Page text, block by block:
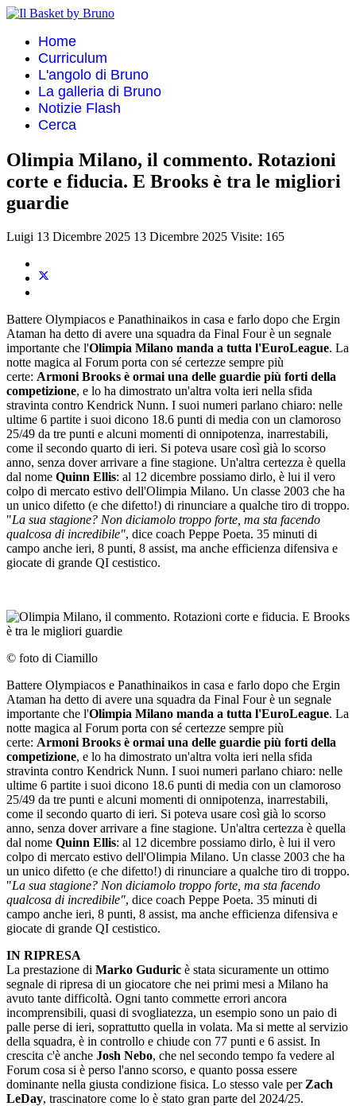
Home
Curriculum
L'angolo di Bruno
La galleria di Bruno
Notizie Flash
Cerca
Olimpia Milano, il commento. Rotazioni
corte e fiducia. E Brooks è tra le migliori
guardie
Luigi 13 Dicembre 2025 13 Dicembre 2025 Visite: 165
Battere Olympiacos e Panathinaikos in casa e farlo dopo che Ergin
Ataman ha detto di avere una squadra da Final Four è un segnale
importante che l'Olimpia Milano manda a tutta l'EuroLeague. La
notte magica al Forum porta con sé certezze sempre più
certe: Armoni Brooks è ormai una delle guardie più forti della
competizione, e lo ha dimostrato un'altra volta ieri nella sfida
stravinta contro Kendrick Nunn. I suoi numeri parlano chiaro: nelle
ultime 6 partite i suoi dicono 18.6 punti di media con un clamoroso
25/49 da tre punti e alcuni momenti di onnipotenza, inarrestabili,
come il secondo quarto di ieri. Si poteva usare così già lo scorso
anno, senza dover arrivare a fine stagione. Un'altra certezza è quella
dal nome Quinn Ellis: al 12 dicembre possiamo dirlo, è lui il vero
colpo di mercato estivo dell'Olimpia Milano. Un classe 2003 che ha
un unico difetto (e che difetto!) di rinunciare a qualche tiro di troppo.
"La sua stagione? Non diciamolo troppo forte, ma sta facendo
qualcosa di incredibile", dice coach Peppe Poeta. 35 minuti di
campo anche ieri, 8 punti, 8 assist, ma anche efficienza difensiva e
giocate di grande QI cestistico.
© foto di Ciamillo
Battere Olympiacos e Panathinaikos in casa e farlo dopo che Ergin
Ataman ha detto di avere una squadra da Final Four è un segnale
importante che l'Olimpia Milano manda a tutta l'EuroLeague. La
notte magica al Forum porta con sé certezze sempre più
certe: Armoni Brooks è ormai una delle guardie più forti della
competizione, e lo ha dimostrato un'altra volta ieri nella sfida
stravinta contro Kendrick Nunn. I suoi numeri parlano chiaro: nelle
ultime 6 partite i suoi dicono 18.6 punti di media con un clamoroso
25/49 da tre punti e alcuni momenti di onnipotenza, inarrestabili,
come il secondo quarto di ieri. Si poteva usare così già lo scorso
anno, senza dover arrivare a fine stagione. Un'altra certezza è quella
dal nome Quinn Ellis: al 12 dicembre possiamo dirlo, è lui il vero
colpo di mercato estivo dell'Olimpia Milano. Un classe 2003 che ha
un unico difetto (e che difetto!) di rinunciare a qualche tiro di troppo.
"La sua stagione? Non diciamolo troppo forte, ma sta facendo
qualcosa di incredibile", dice coach Peppe Poeta. 35 minuti di
campo anche ieri, 8 punti, 8 assist, ma anche efficienza difensiva e
giocate di grande QI cestistico.
IN RIPRESA
La prestazione di Marko Guduric è stata sicuramente un ottimo
segnale di ripresa di un giocatore che nei primi mesi a Milano ha
avuto tante difficoltà. Ogni tanto commette errori ancora
incomprensibili, quasi di svogliatezza, un esempio sono un paio di
palle perse di ieri, soprattutto quella in volata. Ma si mette al servizio
della squadra, è in controllo e chiude con 77 punti e 6 assist. In
crescita c'è anche Josh Nebo, che nel secondo tempo fa vedere al
Forum cosa si è perso l'anno scorso, e quanto possa essere
dominante nella giusta condizione fisica. Lo stesso vale per Zach
LeDay, trascinatore come lo è stato gran parte del 2024/25.